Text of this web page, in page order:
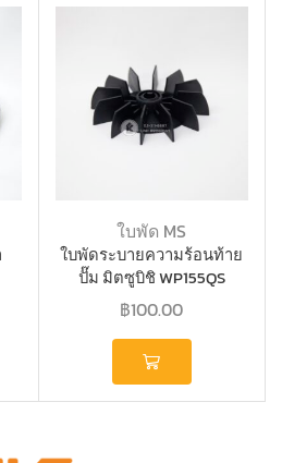
ใบพัด MS
ใบพัดระบายความร้อนท้าย
ปั๊ม มิตซูบิชิ WP155QS
#H07201P00
฿100.00